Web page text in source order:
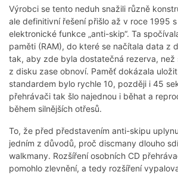
Výrobci se tento neduh snažili různě
ale definitivní řešení přišlo až v roce 1995
elektronické funkce „anti-skip“. Ta
paměti (RAM), do které se načítala data z
tak, aby zde byla dostatečná rezerva, než
z disku zase obnoví. Paměť dokázala
standardem bylo rychle 10, později i 45
přehrávači tak šlo najednou i běhat a
během silnějších otřesů.
To, že před představením anti-skipu
jedním z důvodů, proč discmany dlouho
walkmany. Rozšíření osobních CD
pomohlo zlevnění, a tedy rozšíření